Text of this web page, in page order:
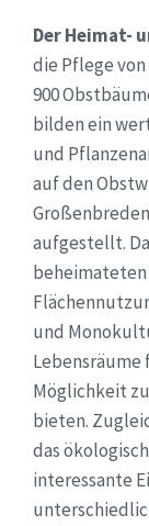
Der Heimat-
die Pflege
900
bilden ein
und
auf den
aufgestellt.
und
Lebensräume
Möglichkeit
bieten.
das
interessante